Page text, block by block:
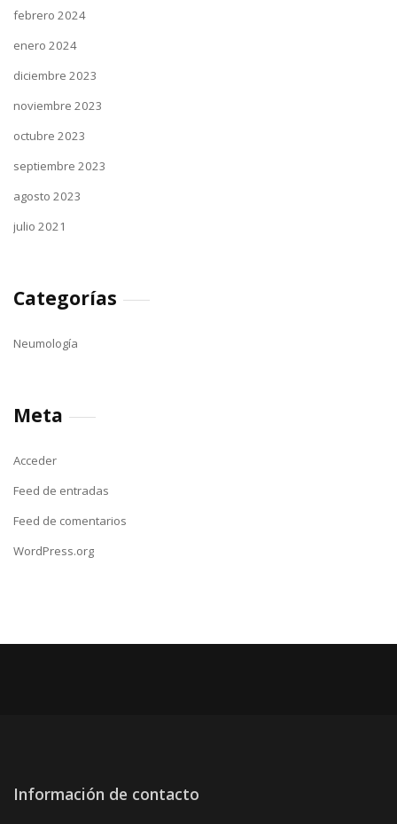
febrero 2024
enero 2024
diciembre 2023
noviembre 2023
octubre 2023
septiembre 2023
agosto 2023
julio 2021
Categorías
Neumología
Meta
Acceder
Feed de entradas
Feed de comentarios
WordPress.org
Información de contacto